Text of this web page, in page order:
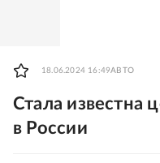
18.06.2024 16:49АВТО
Стала известна
в России